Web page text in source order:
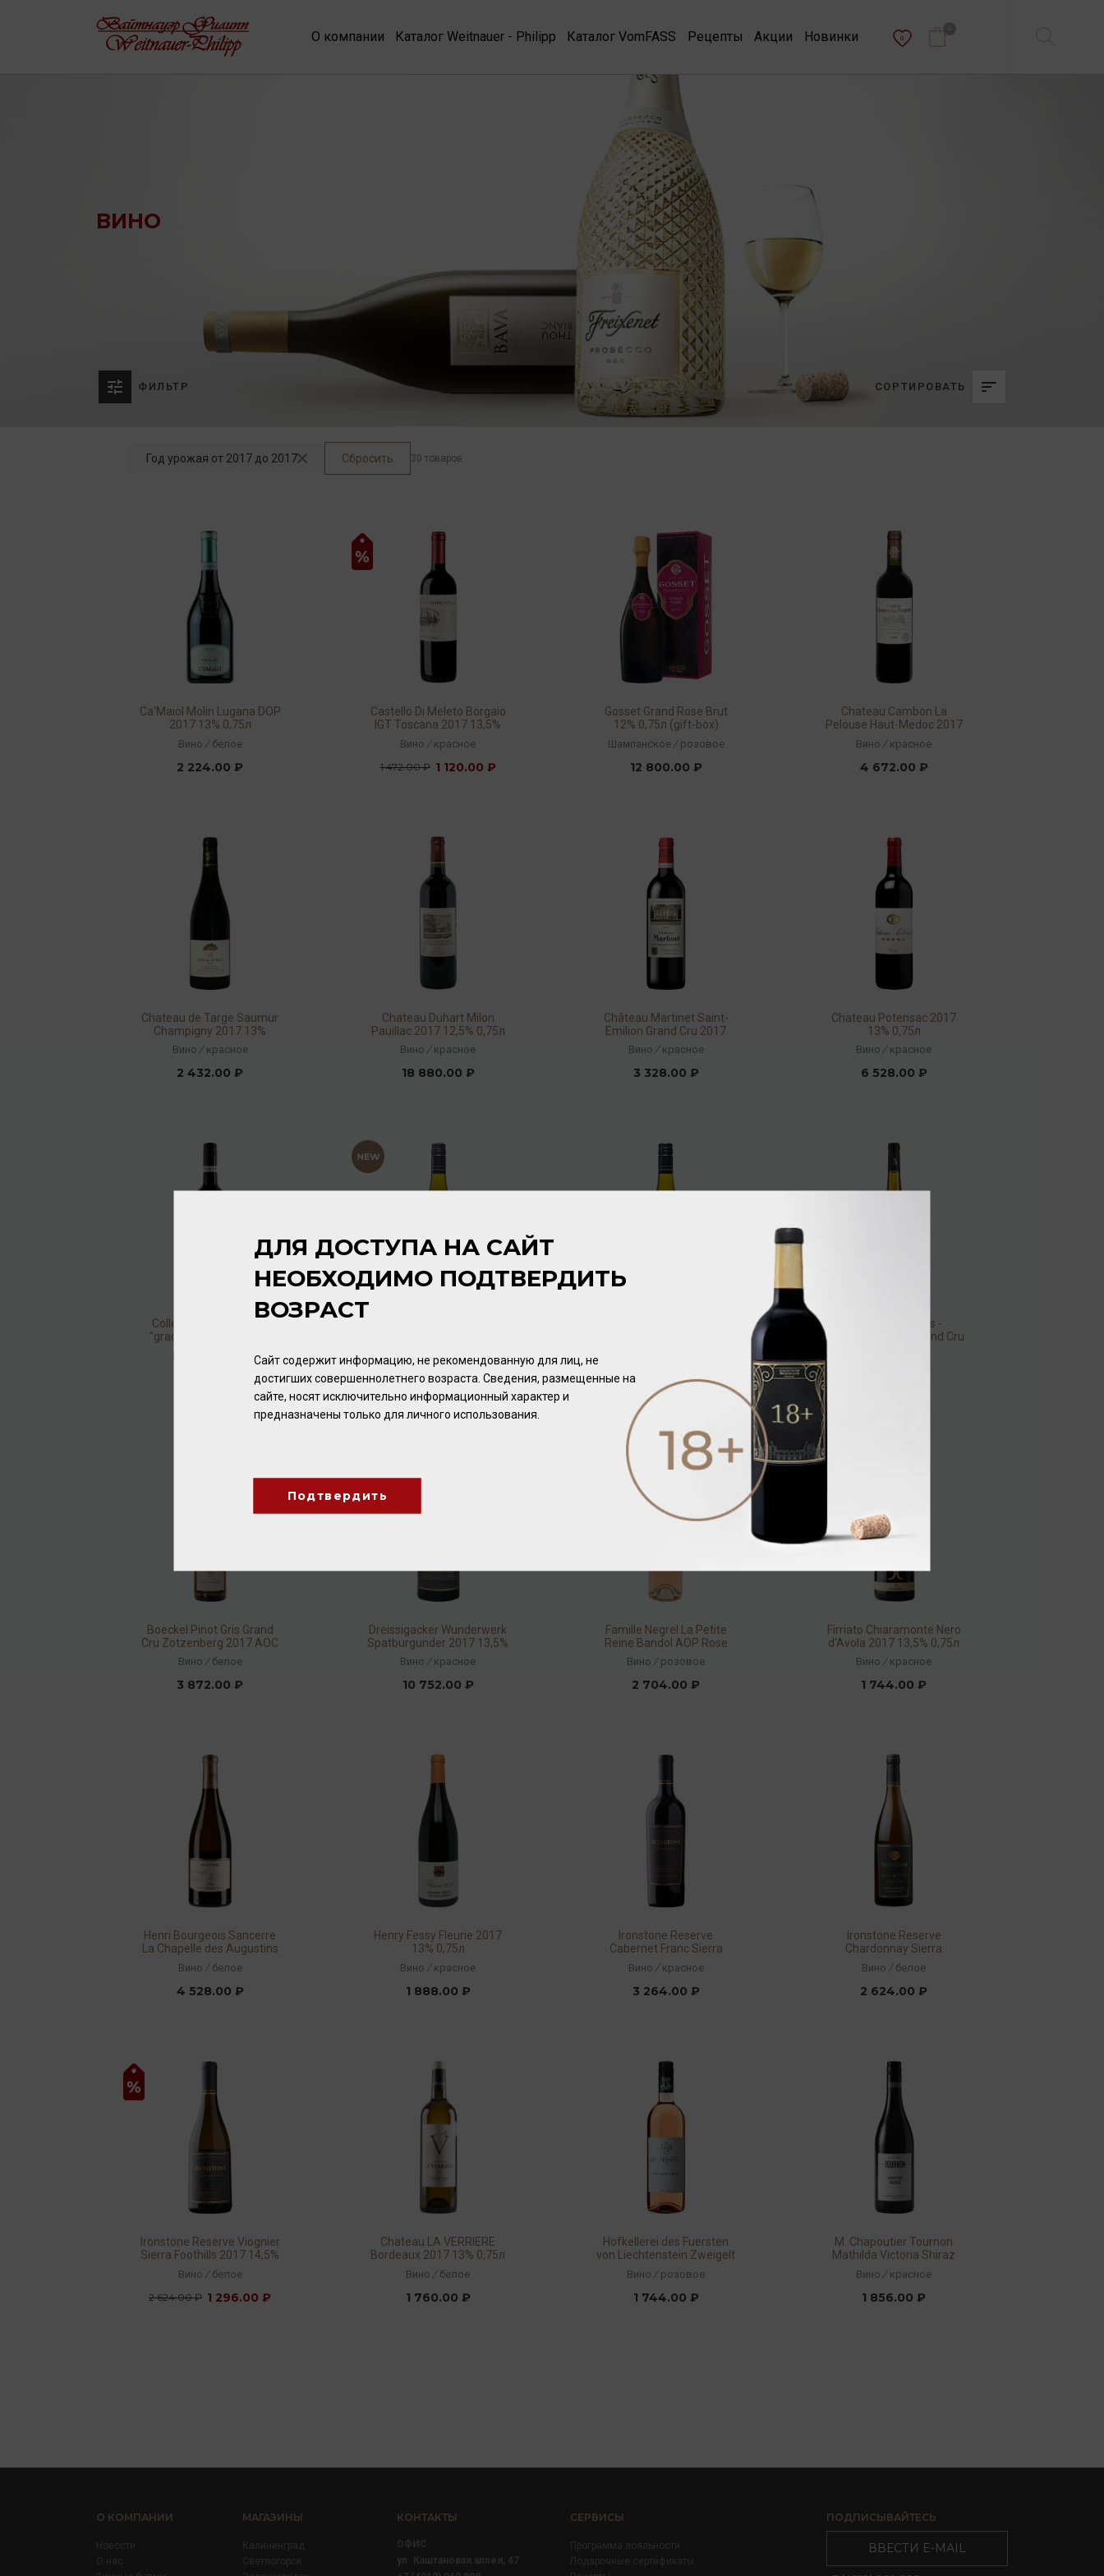
О компании Каталог Weitnauer - Philipp Каталог VomFASS Рецепты Акции Новинки 0
ВИНО
ФИЛЬТР СОРТИРОВАТЬ
Год урожая от 2017 до 2017 Сбросить 30 товаров
Ca'Maiol Molin Lugana DOP
2017 13% 0,75л
Вино / белое
2 224.00 ₽
Castello Di Meleto Borgaio
IGT Toscana 2017 13,5%
0,75л
Вино / красное
1 472.00 ₽ 1 120.00 ₽
Gosset Grand Rose Brut
12% 0,75л (gift-box)
Шампанское / розовое
12 800.00 ₽
Chateau Cambon La
Pelouse Haut-Medoc 2017
13% 0,75л
Вино / красное
4 672.00 ₽
Chateau de Targe Saumur
Champigny 2017 13%
0,75л
Вино / красное
2 432.00 ₽
Chateau Duhart Milon
Pauillac 2017 12,5% 0,75л
Вино / красное
18 880.00 ₽
Château Martinet Saint-
Emilion Grand Cru 2017
14% 0,75л
Вино / красное
3 328.00 ₽
Chateau Potensac 2017
13% 0,75л
Вино / красное
6 528.00 ₽
Collegium Wirtemberg
"grad 6" Trollinger 2017
Вино / белое
3 232.00 ₽ 1 792.00 ₽
Domaine Barmes -
Buecher Riesling Grand Cru
Boeckel Pinot Gris Grand
Cru Zotzenberg 2017 AOC
Alsace 13,5% 0,75л
Вино / белое
3 872.00 ₽
Dreissigacker Wunderwerk
Spatburgunder 2017 13,5%
0,75л
Вино / красное
10 752.00 ₽
Famille Negrel La Petite
Reine Bandol AOP Rose
2017 13% 0,75л
Вино / розовое
2 704.00 ₽
Firriato Chiaramonte Nero
d'Avola 2017 13,5% 0,75л
Вино / красное
1 744.00 ₽
Henri Bourgeois Sancerre
La Chapelle des Augustins
AOP 2017 13% 0,75л
Вино / белое
4 528.00 ₽
Henry Fessy Fleurie 2017
13% 0,75л
Вино / красное
1 888.00 ₽
Ironstone Reserve
Cabernet Franc Sierra
Foothills 2017 14,5% 0,75л
Вино / красное
3 264.00 ₽
Ironstone Reserve
Chardonnay Sierra
Foothills 2017 14,5% 0,75л
Вино / белое
2 624.00 ₽
Ironstone Reserve Viognier
Sierra Foothills 2017 14,5%
0,75л
Вино / белое
2 624.00 ₽ 1 296.00 ₽
Chateau LA VERRIERE
Bordeaux 2017 13% 0,75л
Вино / белое
1 760.00 ₽
Hofkellerei des Fuersten
von Liechtenstein Zweigelt
Rose Clos Domaine 2017
12% 0,75л
Вино / розовое
1 744.00 ₽
M. Chapoutier Tournon
Mathilda Victoria Shiraz
2017 14,5% 0,75л
Вино / красное
1 856.00 ₽
О КОМПАНИИ
Новости
О нас
МАГАЗИНЫ
Калининград
Светлогорск
КОНТАКТЫ
ОФИС
ул. Каштановая аллея, 47
СЕРВИСЫ
Программа лояльности
Подарочные сертификаты
ПОДПИСЫВАЙТЕСЬ
ВВЕСТИ E-MAIL
ДЛЯ ДОСТУПА НА САЙТ
НЕОБХОДИМО ПОДТВЕРДИТЬ
ВОЗРАСТ
Сайт содержит информацию, не рекомендованную для лиц, не
достигших совершеннолетнего возраста. Сведения, размещенные на
сайте, носят исключительно информационный характер и
предназначены только для личного использования.
Подтвердить